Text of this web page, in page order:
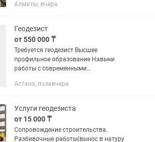
конструкции и вертикалка Расчёт
Алматы, вчера
Геодезист
от 550 000 ₸
Требуется геодезист Высшее
профильное образование Навыки
работы с современными
Знание программы AUTOCAD
работы Умение работать с...
Астана, позавчера
Услуги геодезиста
от 15 000 ₸
Сопровождение строительства.
Разбивочные работы(вынос в натуру